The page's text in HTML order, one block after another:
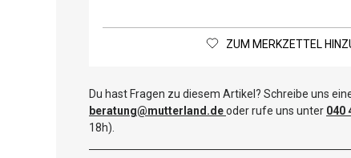
ZUM MERKZETTEL
Du hast Fragen zu diesem Artikel? Schreibe uns
beratung@mutterland.deoder rufe uns unter 040
18h).